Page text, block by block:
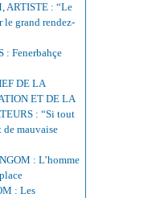
ARTISTE : “Le
grand rendez-
: Fenerbahçe
DE LA
ET DE LA
: “Si tout
de mauvaise
: L’homme
: Les